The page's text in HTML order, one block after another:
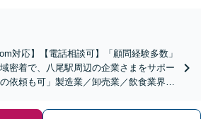
対応】【電話相談可】「顧問経験多数」
密着で、八尾駅周辺の企業さまをサポー
依頼も可」製造業／卸売業／飲食業界／